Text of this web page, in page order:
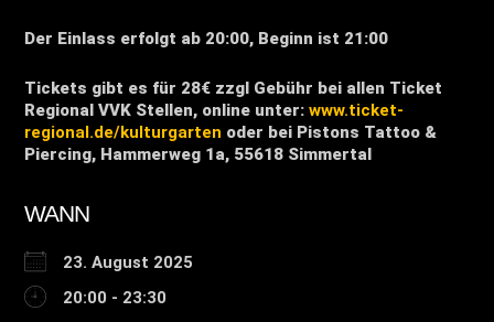
Der Einlass erfolgt ab 20:00, Beginn ist 21:00
Tickets gibt es für 28€ zzgl Gebühr bei allen Ticket
Regional VVK Stellen, online unter:www.ticket-
regional.de/kulturgarten oder bei Pistons Tattoo &
Piercing, Hammerweg 1a, 55618 Simmertal
WANN
23. August 2025
20:00 - 23:30